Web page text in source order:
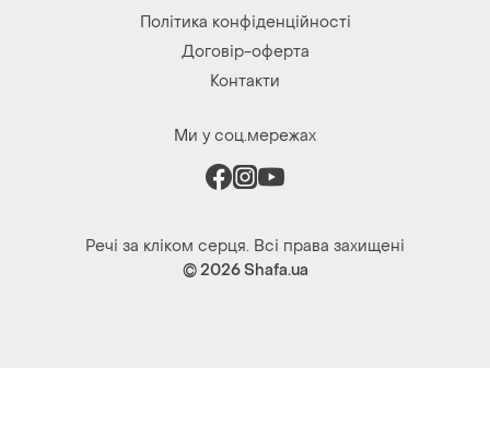
Політика конфіденційності
Договір-оферта
Контакти
Ми у соц.мережах
Речі за кліком серця. Всі права захищені
© 2026Shafa.ua